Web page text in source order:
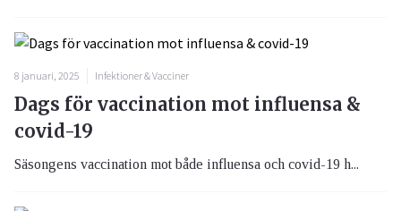
8 januari, 2025 Infektioner & Vacciner
Dags för vaccination mot influensa &
covid-19
Säsongens vaccination mot både influensa och covid-19 h...